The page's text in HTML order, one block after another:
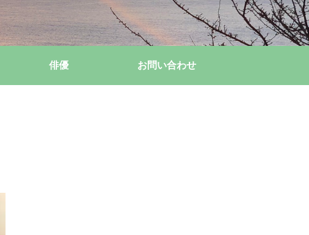
俳優 お問い合わせ